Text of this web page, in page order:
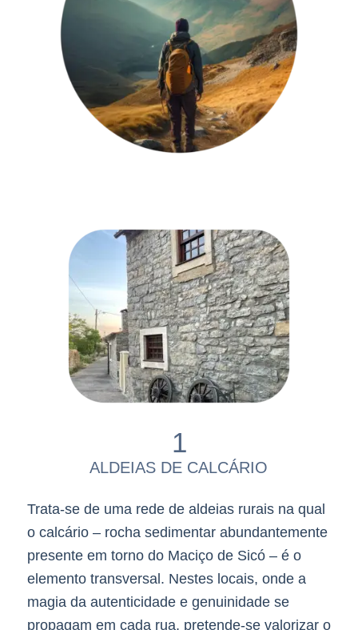
1
ALDEIAS DE CALCÁRIO
Trata-se de uma rede de aldeias rurais na qual
o calcário – rocha sedimentar abundantemente
presente em torno do Maciço de Sicó – é o
elemento transversal. Nestes locais, onde a
magia da autenticidade e genuinidade se
propagam em cada rua, pretende-se valorizar o